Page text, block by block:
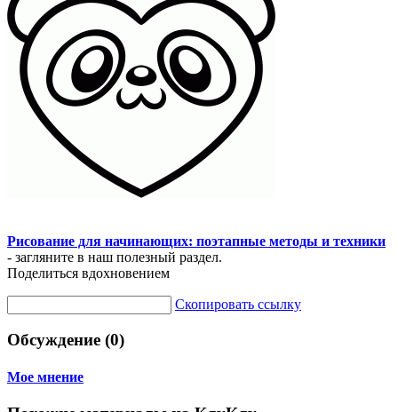
Рисование для начинающих: поэтапные методы и техники
- загляните в наш полезный раздел.
Поделиться вдохновением
Скопировать ссылку
Обсуждение (0)
Мое мнение